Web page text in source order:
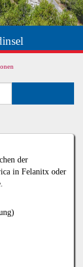
der
in Felanitx oder